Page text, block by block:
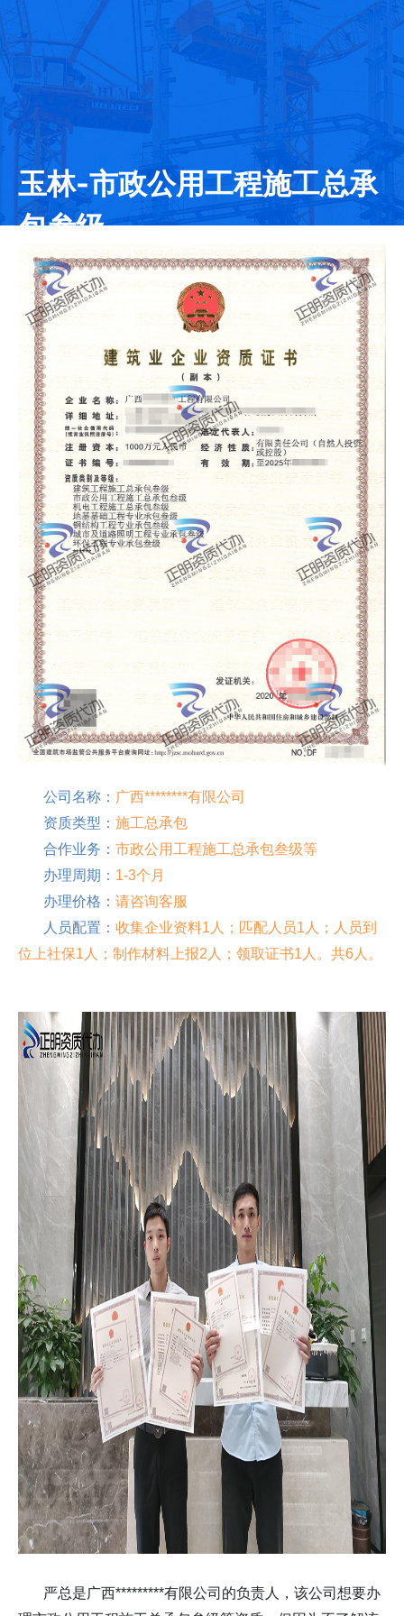
玉林-市政公用工程施工总承
包叁级
发证日期：2020-09-15
公司名称： 广西********有限公司
资质类型： 施工总承包
合作业务： 市政公用工程施工总承包叁级等
办理周期： 1-3个月
办理价格： 请咨询客服
人员配置： 收集企业资料1人；匹配人员1人；人员到
位上社保1人；制作材料上报2人；领取证书1人。共6人。
严总是广西*********有限公司的负责人，该公司想要办